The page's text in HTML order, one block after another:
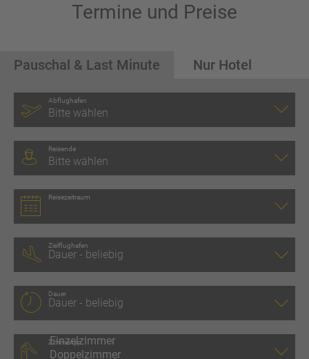
Termine und Preise
Pauschal & Last Minute Nur Hotel
Abflughafen
Bitte wählen
Reisende
Bitte wählen
Reisezeitraum
Zielflughafen
Dauer
Zimmertyp